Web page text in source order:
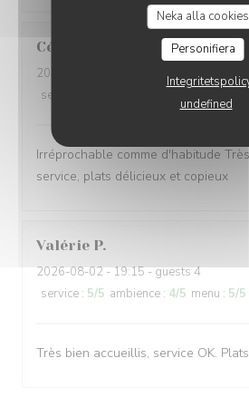
Neka alla cookies
Personifiera
undefined
Céline
2026-08-02
- 12:30 - guests 6
service
menu 5
Irréprochable comme d'habitude
service, plats délicieux et copieux
Valérie P
2026-08-02- 19:15 - guests 4
service : 5/5 ambience : 4/5 menu : 5/5
Très bien accueillis, service OK.